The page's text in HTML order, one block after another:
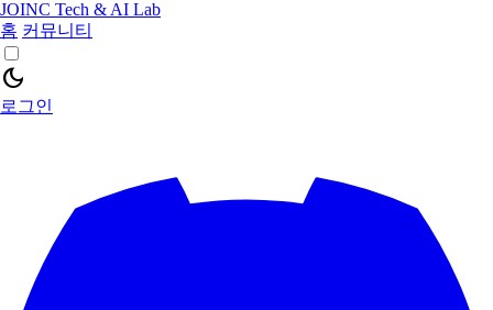
JOINC Tech & AI Lab
홈 커뮤니티
dark_mode
로그인